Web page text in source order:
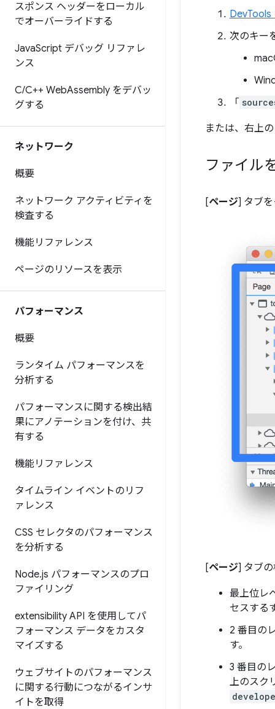
スポンス ヘッダーをローカル
でオーバーライドする
JavaScript デバッグ リファレ
ンス
C/C++ WebAssembly をデバッ
グする
ネットワーク
概要
ネットワーク アクティビティを
検査する
機能リファレンス
ページのリソースを表示
パフォーマンス
概要
ランタイム パフォーマンスを
分析する
パフォーマンスに関する検出結
果にアノテーションを付け、共
有する
機能リファレンス
タイムライン イベントのリフ
ァレンス
CSS セレクタのパフォーマンス
を分析する
Node.js パフォーマンスのプロ
ファイリング
extensibility API を使用してパ
フォーマンス データをカスタ
マイズする
ウェブサイトのパフォーマンス
に関する行動につながるインサ
イトを取得
DevTools
次のキー
「
または、右上
ファイル
[ページ] タブ
[ページ] タブ
最上位レ
セスする
2 番目の
す。
3 番目の
上のスク